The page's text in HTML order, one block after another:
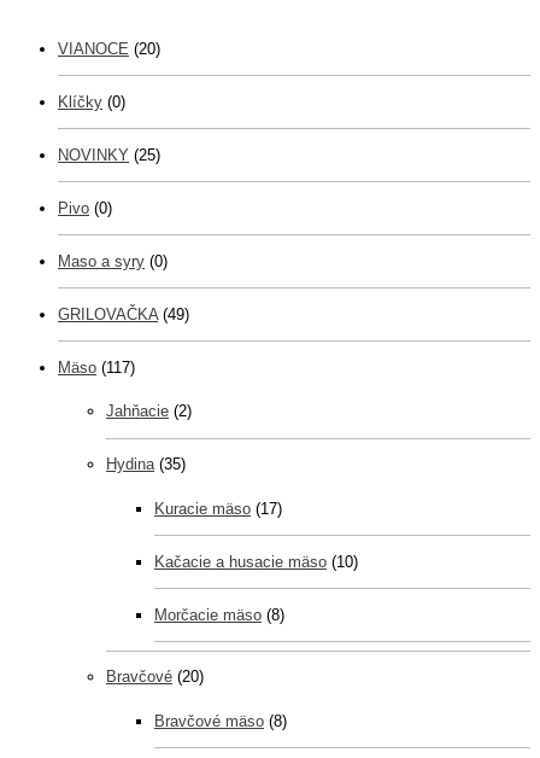
VIANOCE (20)
Klíčky (0)
NOVINKY (25)
Pivo (0)
Maso a syry (0)
GRILOVAČKA (49)
Mäso (117)
Jahňacie (2)
Hydina (35)
Kuracie mäso (17)
Kačacie a husacie mäso (10)
Morčacie mäso (8)
Bravčové (20)
Bravčové mäso (8)